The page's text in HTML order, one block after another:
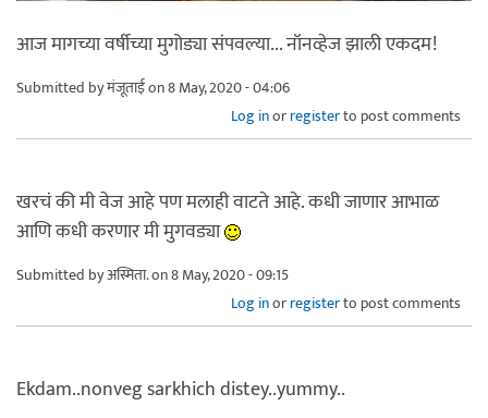
आज मागच्या वर्षीच्या मुगोड्या संपवल्या... नॉनव्हेज झाली एकदम!
Submitted byमंजूताईon 8 May, 2020 - 04:06
Log inorregisterto post comments
खरचं की मी वेज आहे पण मलाही वाटते आहे. कधी जाणार आभाळ
आणि कधी करणार मी मुगवड्या
Submitted byअस्मिता.on 8 May, 2020 - 09:15
Log inorregisterto post comments
Ekdam..nonveg sarkhich distey..yummy..